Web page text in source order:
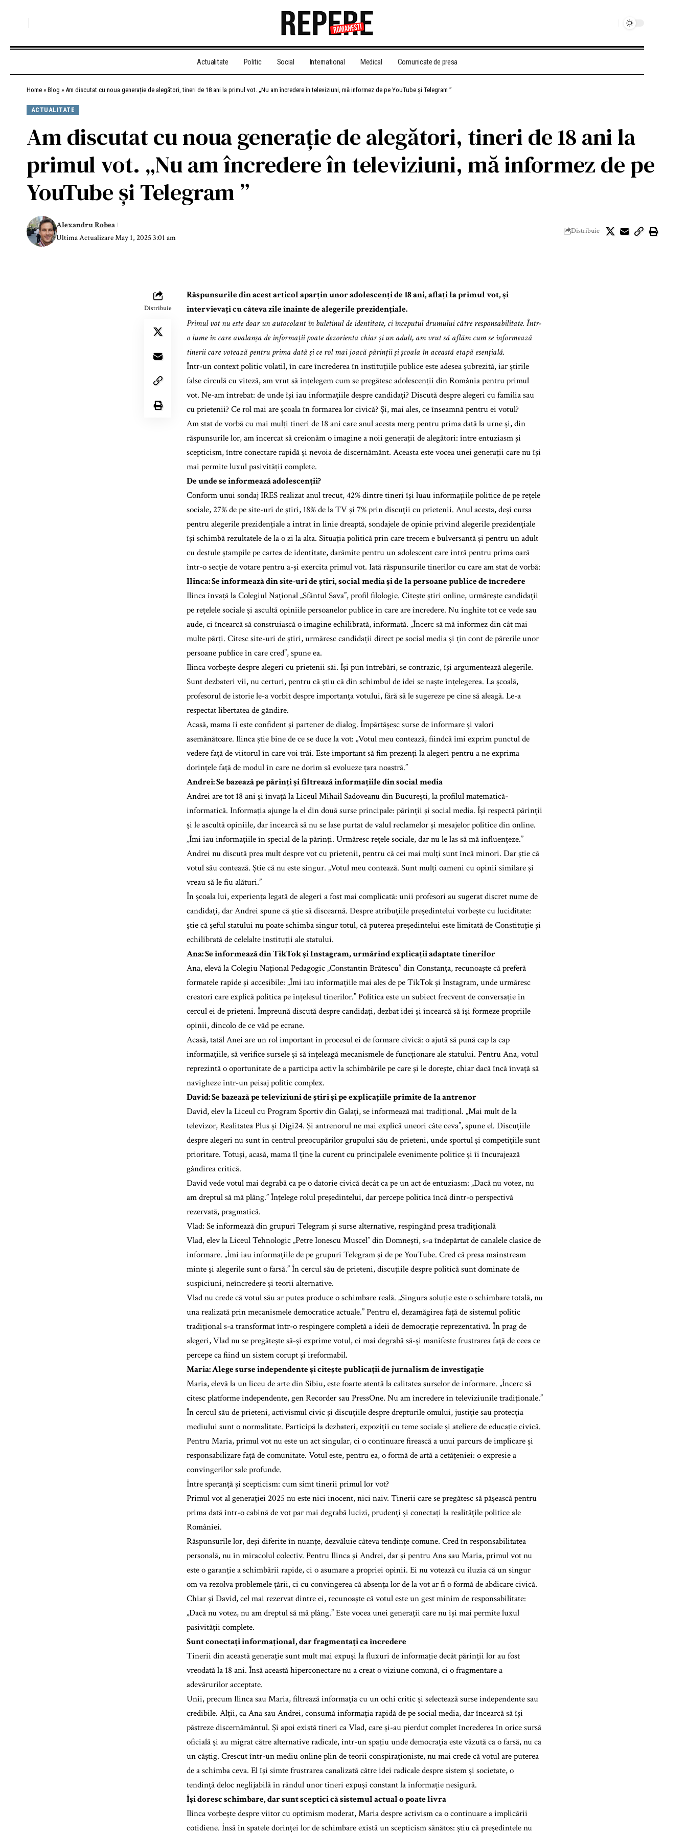
Actualitate Politic Social International Medical Comunicate de presa
Home » Blog » Am discutat cu noua generație de alegători, tineri de 18 ani la primul vot. „Nu am încredere în televiziuni, mă informez de pe YouTube și Telegram ”
ACTUALITATE
Am discutat cu noua generație de alegători, tineri de 18 ani la
primul vot. „Nu am încredere în televiziuni, mă informez de pe
YouTube și Telegram ”
Ultima Actualizare May 1, 2025 3:01 am
Alexandru Robea
Distribuie
Distribuie
Răspunsurile din acest articol aparțin unor adolescenți de 18 ani, aflați la primul vot, și
intervievați cu câteva zile înainte de alegerile prezidențiale.
Primul vot nu este doar un autocolant în buletinul de identitate, ci începutul drumului către responsabilitate. Într-
o lume în care avalanșa de informații poate dezorienta chiar și un adult, am vrut să aflăm cum se informează
tinerii care votează pentru prima dată și ce rol mai joacă părinții și școala în această etapă esențială.
Într-un context politic volatil, în care încrederea în instituțiile publice este adesea șubrezită, iar știrile
false circulă cu viteză, am vrut să înțelegem cum se pregătesc adolescenții din România pentru primul
vot. Ne-am întrebat: de unde își iau informațiile despre candidați? Discută despre alegeri cu familia sau
cu prietenii? Ce rol mai are școala în formarea lor civică? Și, mai ales, ce înseamnă pentru ei votul?
Am stat de vorbă cu mai mulți tineri de 18 ani care anul acesta merg pentru prima dată la urne și, din
răspunsurile lor, am încercat să creionăm o imagine a noii generații de alegători: între entuziasm și
scepticism, între conectare rapidă și nevoia de discernământ. Aceasta este vocea unei generații care nu își
mai permite luxul pasivității complete.
De unde se informează adolescenții?
Conform unui sondaj IRES realizat anul trecut, 42% dintre tineri își luau informațiile politice de pe rețele
sociale, 27% de pe site-uri de știri, 18% de la TV și 7% prin discuții cu prietenii. Anul acesta, deși cursa
pentru alegerile prezidențiale a intrat în linie dreaptă, sondajele de opinie privind alegerile prezidențiale
își schimbă rezultatele de la o zi la alta. Situația politică prin care trecem e bulversantă și pentru un adult
cu destule ștampile pe cartea de identitate, darămite pentru un adolescent care intră pentru prima oară
într-o secție de votare pentru a-și exercita primul vot. Iată răspunsurile tinerilor cu care am stat de vorbă:
Ilinca: Se informează din site-uri de știri, social media și de la persoane publice de încredere
Ilinca învață la Colegiul Național „Sfântul Sava”, profil filologie. Citește știri online, urmărește candidații
pe rețelele sociale și ascultă opiniile persoanelor publice în care are încredere. Nu înghite tot ce vede sau
aude, ci încearcă să construiască o imagine echilibrată, informată. „Încerc să mă informez din cât mai
multe părți. Citesc site-uri de știri, urmăresc candidații direct pe social media și țin cont de părerile unor
persoane publice în care cred”, spune ea.
Ilinca vorbește despre alegeri cu prietenii săi. Își pun întrebări, se contrazic, își argumentează alegerile.
Sunt dezbateri vii, nu certuri, pentru că știu că din schimbul de idei se naște înțelegerea. La școală,
profesorul de istorie le-a vorbit despre importanța votului, fără să le sugereze pe cine să aleagă. Le-a
respectat libertatea de gândire.
Acasă, mama îi este confident și partener de dialog. Împărtășesc surse de informare și valori
asemănătoare. Ilinca știe bine de ce se duce la vot: „Votul meu contează, fiindcă îmi exprim punctul de
vedere față de viitorul în care voi trăi. Este important să fim prezenți la alegeri pentru a ne exprima
dorințele față de modul în care ne dorim să evolueze țara noastră.”
Andrei: Se bazează pe părinți și filtrează informațiile din social media
Andrei are tot 18 ani și învață la Liceul Mihail Sadoveanu din București, la profilul matematică-
informatică. Informația ajunge la el din două surse principale: părinții și social media. Își respectă părinții
și le ascultă opiniile, dar încearcă să nu se lase purtat de valul reclamelor și mesajelor politice din online.
„Îmi iau informațiile în special de la părinți. Urmăresc rețele sociale, dar nu le las să mă influențeze.”
Andrei nu discută prea mult despre vot cu prietenii, pentru că cei mai mulți sunt încă minori. Dar știe că
votul său contează. Știe că nu este singur. „Votul meu contează. Sunt mulți oameni cu opinii similare și
vreau să le fiu alături.”
În școala lui, experiența legată de alegeri a fost mai complicată: unii profesori au sugerat discret nume de
candidați, dar Andrei spune că știe să discearnă. Despre atribuțiile președintelui vorbește cu luciditate:
știe că șeful statului nu poate schimba singur totul, că puterea președintelui este limitată de Constituție și
echilibrată de celelalte instituții ale statului.
Ana: Se informează din TikTok și Instagram, urmărind explicații adaptate tinerilor
Ana, elevă la Colegiu Național Pedagogic „Constantin Brătescu” din Constanța, recunoaște că preferă
formatele rapide și accesibile: „Îmi iau informațiile mai ales de pe TikTok și Instagram, unde urmăresc
creatori care explică politica pe înțelesul tinerilor.” Politica este un subiect frecvent de conversație în
cercul ei de prieteni. Împreună discută despre candidați, dezbat idei și încearcă să își formeze propriile
opinii, dincolo de ce văd pe ecrane.
Acasă, tatăl Anei are un rol important în procesul ei de formare civică: o ajută să pună cap la cap
informațiile, să verifice sursele și să înțeleagă mecanismele de funcționare ale statului. Pentru Ana, votul
reprezintă o oportunitate de a participa activ la schimbările pe care și le dorește, chiar dacă încă învață să
navigheze într-un peisaj politic complex.
David: Se bazează pe televiziuni de știri și pe explicațiile primite de la antrenor
David, elev la Liceul cu Program Sportiv din Galați, se informează mai tradițional. „Mai mult de la
televizor, Realitatea Plus și Digi24. Și antrenorul ne mai explică uneori câte ceva”, spune el. Discuțiile
despre alegeri nu sunt în centrul preocupărilor grupului său de prieteni, unde sportul și competițiile sunt
prioritare. Totuși, acasă, mama îl ține la curent cu principalele evenimente politice și îi încurajează
gândirea critică.
David vede votul mai degrabă ca pe o datorie civică decât ca pe un act de entuziasm: „Dacă nu votez, nu
am dreptul să mă plâng.” Înțelege rolul președintelui, dar percepe politica încă dintr-o perspectivă
rezervată, pragmatică.
Vlad: Se informează din grupuri Telegram și surse alternative, respingând presa tradițională
Vlad, elev la Liceul Tehnologic „Petre Ionescu Muscel” din Domnești, s-a îndepărtat de canalele clasice de
informare. „Îmi iau informațiile de pe grupuri Telegram și de pe YouTube. Cred că presa mainstream
minte și alegerile sunt o farsă.” În cercul său de prieteni, discuțiile despre politică sunt dominate de
suspiciuni, neîncredere și teorii alternative.
Vlad nu crede că votul său ar putea produce o schimbare reală. „Singura soluție este o schimbare totală, nu
una realizată prin mecanismele democratice actuale.” Pentru el, dezamăgirea față de sistemul politic
tradițional s-a transformat într-o respingere completă a ideii de democrație reprezentativă. În prag de
alegeri, Vlad nu se pregătește să-și exprime votul, ci mai degrabă să-și manifeste frustrarea față de ceea ce
percepe ca fiind un sistem corupt și ireformabil.
Maria: Alege surse independente și citește publicații de jurnalism de investigație
Maria, elevă la un liceu de arte din Sibiu, este foarte atentă la calitatea surselor de informare. „Încerc să
citesc platforme independente, gen Recorder sau PressOne. Nu am încredere în televiziunile tradiționale.”
În cercul său de prieteni, activismul civic și discuțiile despre drepturile omului, justiție sau protecția
mediului sunt o normalitate. Participă la dezbateri, expoziții cu teme sociale și ateliere de educație civică.
Pentru Maria, primul vot nu este un act singular, ci o continuare firească a unui parcurs de implicare și
responsabilizare față de comunitate. Votul este, pentru ea, o formă de artă a cetățeniei: o expresie a
convingerilor sale profunde.
Între speranță și scepticism: cum simt tinerii primul lor vot?
Primul vot al generației 2025 nu este nici inocent, nici naiv. Tinerii care se pregătesc să pășească pentru
prima dată într-o cabină de vot par mai degrabă lucizi, prudenți și conectați la realitățile politice ale
României.
Răspunsurile lor, deși diferite în nuanțe, dezvăluie câteva tendințe comune. Cred în responsabilitatea
personală, nu în miracolul colectiv. Pentru Ilinca și Andrei, dar și pentru Ana sau Maria, primul vot nu
este o garanție a schimbării rapide, ci o asumare a propriei opinii. Ei nu votează cu iluzia că un singur
om va rezolva problemele țării, ci cu convingerea că absența lor de la vot ar fi o formă de abdicare civică.
Chiar și David, cel mai rezervat dintre ei, recunoaște că votul este un gest minim de responsabilitate:
„Dacă nu votez, nu am dreptul să mă plâng.” Este vocea unei generații care nu își mai permite luxul
pasivității complete.
Sunt conectați informațional, dar fragmentați ca încredere
Tinerii din această generație sunt mult mai expuși la fluxuri de informație decât părinții lor au fost
vreodată la 18 ani. Însă această hiperconectare nu a creat o viziune comună, ci o fragmentare a
adevărurilor acceptate.
Unii, precum Ilinca sau Maria, filtrează informația cu un ochi critic și selectează surse independente sau
credibile. Alții, ca Ana sau Andrei, consumă informația rapidă de pe social media, dar încearcă să își
păstreze discernământul. Și apoi există tineri ca Vlad, care și-au pierdut complet încrederea în orice sursă
oficială și au migrat către alternative radicale, într-un spațiu unde democrația este văzută ca o farsă, nu ca
un câștig. Crescut într-un mediu online plin de teorii conspiraționiste, nu mai crede că votul are puterea
de a schimba ceva. El își simte frustrarea canalizată către idei radicale despre sistem și societate, o
tendință deloc neglijabilă în rândul unor tineri expuși constant la informație nesigură.
Își doresc schimbare, dar sunt sceptici că sistemul actual o poate livra
Ilinca vorbește despre viitor cu optimism moderat, Maria despre activism ca o continuare a implicării
cotidiene. Însă în spatele dorinței lor de schimbare există un scepticism sănătos: știu că președintele nu